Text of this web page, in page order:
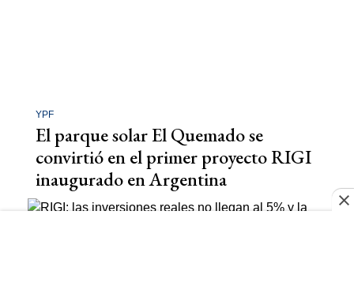
YPF
El parque solar El Quemado se
convirtió en el primer proyecto RIGI
inaugurado en Argentina